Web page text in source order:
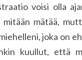
voisi olla
mitään mätää,
joka on
kuullut, että